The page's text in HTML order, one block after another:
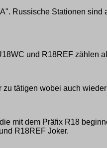
Russische Stationen
und R18REF zählen
tätigen wobei auch
mit dem Präfix R18
R18REF Joker.